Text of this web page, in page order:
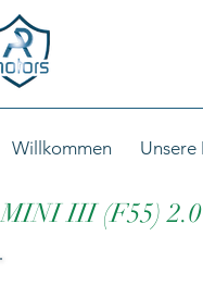
Willkommen
MINI III (F55) 2.0